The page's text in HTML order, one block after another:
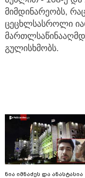
მიმდინარეობს,
ცეცხლსასროლი
გულისხმობს.
ნია იმნაძეს და ანასტასია